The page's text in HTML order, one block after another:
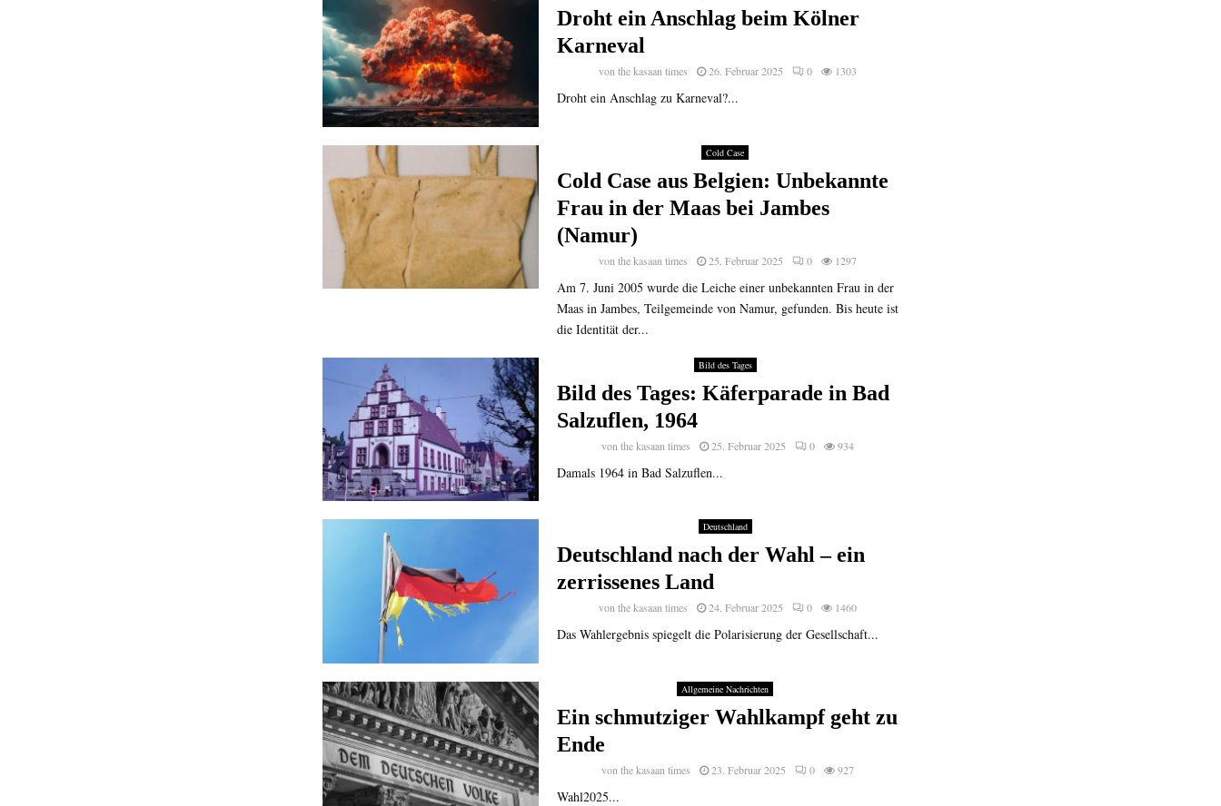
Droht ein Anschlag beim Kölner
Karneval
vonthe kasaan times 26. Februar 2025 0 1303
Droht ein Anschlag zu Karneval?...
Cold Case
Cold Case aus Belgien: Unbekannte
Frau in der Maas bei Jambes
(Namur)
von the kasaan times 25. Februar 2025 0 1297
Am 7. Juni 2005 wurde die Leiche einer unbekannten Frau in der
Maas in Jambes, Teilgemeinde von Namur, gefunden. Bis heute ist
die Identität der...
Bild des Tages
Bild des Tages: Käferparade in Bad
Salzuflen, 1964
von the kasaan times 25. Februar 2025 0 934
Damals 1964 in Bad Salzuflen...
Deutschland
Deutschland nach der Wahl – ein
zerrissenes Land
vonthe kasaan times 24. Februar 2025 0 1460
Das Wahlergebnis spiegelt die Polarisierung der Gesellschaft...
Allgemeine Nachrichten
Ein schmutziger Wahlkampf geht zu
Ende
von the kasaan times 23. Februar 2025 0 927
Wahl2025...